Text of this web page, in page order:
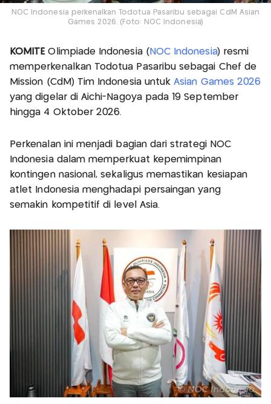
NOC Indonesia perkenalkan Todotua Pasaribu sebagai CdM Asian
Games 2026. (Foto: NOC Indonesia)
KOMITE Olimpiade Indonesia ( NOC Indonesia) resmi
memperkenalkan Todotua Pasaribu sebagai Chef de
Mission (CdM) Tim Indonesia untukAsian Games 2026
yang digelar di Aichi-Nagoya pada 19 September
hingga 4 Oktober 2026.
Perkenalan ini menjadi bagian dari strategi NOC
Indonesia dalam memperkuat kepemimpinan
kontingen nasional, sekaligus memastikan kesiapan
atlet Indonesia menghadapi persaingan yang
semakin kompetitif di level Asia.